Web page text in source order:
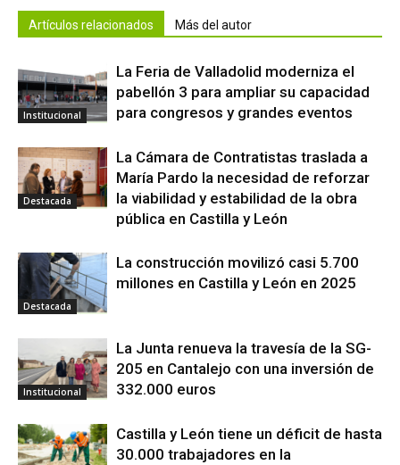
Artículos relacionados Más del autor
Institucional
La Feria de Valladolid moderniza el
pabellón 3 para ampliar su capacidad
para congresos y grandes eventos
Destacada
La Cámara de Contratistas traslada a
María Pardo la necesidad de reforzar
la viabilidad y estabilidad de la obra
pública en Castilla y León
Destacada
La construcción movilizó casi 5.700
millones en Castilla y León en 2025
Institucional
La Junta renueva la travesía de la SG-
205 en Cantalejo con una inversión de
332.000 euros
Castilla y León tiene un déficit de hasta
30.000 trabajadores en la